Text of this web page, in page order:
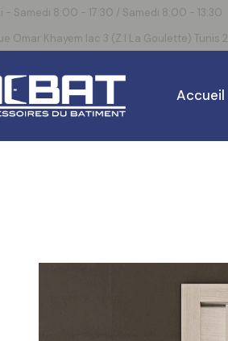
- Samedi 8:00 - 17:30 / Samedi 8:00 - 13:30
Omar Khayem lac 3 (Z.I La Goulette) Tunis
Accueil